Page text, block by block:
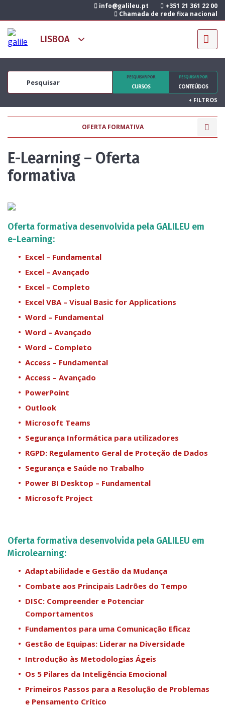
info@galileu.pt
+351 21 361 22 00
Chamada de rede fixa nacional
PESQUISAR POR
CURSOS
PESQUISAR POR
CONTEÚDOS
+ FILTROS
OFERTA FORMATIVA
E-Learning – Oferta
formativa
Oferta formativa desenvolvida pela GALILEU em
e-Learning:
Excel – Fundamental
Excel – Avançado
Excel – Completo
Excel VBA – Visual Basic for Applications
Word – Fundamental
Word – Avançado
Word – Completo
Access – Fundamental
Access – Avançado
PowerPoint
Outlook
Microsoft Teams
Segurança Informática para utilizadores
RGPD: Regulamento Geral de Proteção de Dados
Segurança e Saúde no Trabalho
Power BI Desktop – Fundamental
Microsoft Project
Oferta formativa desenvolvida pela GALILEU em
Microlearning:
Adaptabilidade e Gestão da Mudança
Combate aos Principais Ladrões do Tempo
DISC: Compreender e Potenciar
Comportamentos
Fundamentos para uma Comunicação Eficaz
Gestão de Equipas: Liderar na Diversidade
Introdução às Metodologias Ágeis
Os 5 Pilares da Inteligência Emocional
Primeiros Passos para a Resolução de Problemas
e Pensamento Crítico